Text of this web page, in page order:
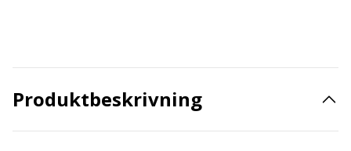
Produktbeskrivning